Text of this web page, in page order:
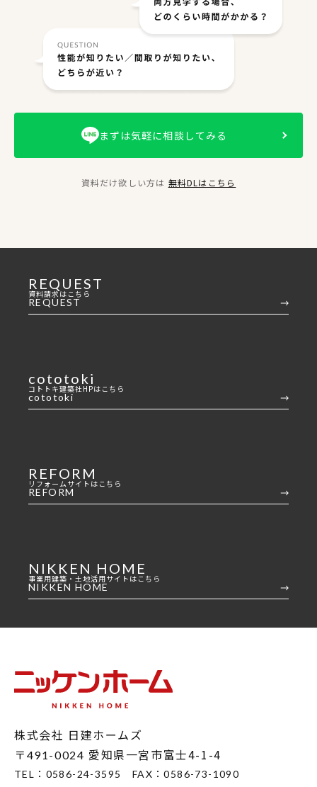
まずは気軽に相談してみる
資料だけ欲しい方は 無料DLはこちら
REQUEST
資料請求はこちら
REQUEST
cototoki
コトトキ建築社HPはこちら
cototoki
REFORM
リフォームサイトはこちら
REFORM
NIKKEN HOME
事業用建築・土地活用サイトはこちら
NIKKEN HOME
株式会社 日建ホームズ
〒 491-0024 愛知県一宮市富士4-1-4
TEL： 0586-24-3595 FAX：0586-73-1090